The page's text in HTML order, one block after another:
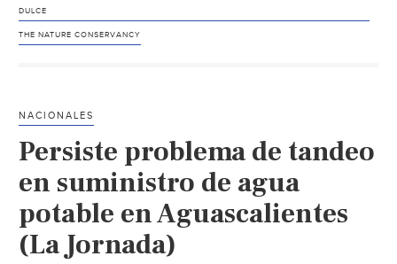
DULCE
THE NATURE CONSERVANCY
NACIONALES
Persiste problema de tandeo
en suministro de agua
potable en Aguascalientes
(La Jornada)